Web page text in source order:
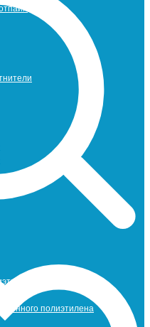
Тепофол
полиэтилена